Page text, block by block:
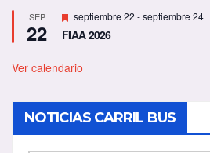
SEP
22
D
e
s
a
d
o
septiembre 22 -septiembre 24
FIAA 2026
Ver calendario
NOTICIAS CARRIL BUS